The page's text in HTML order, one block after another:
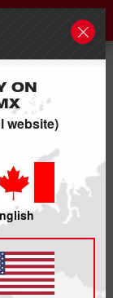
ON
website)